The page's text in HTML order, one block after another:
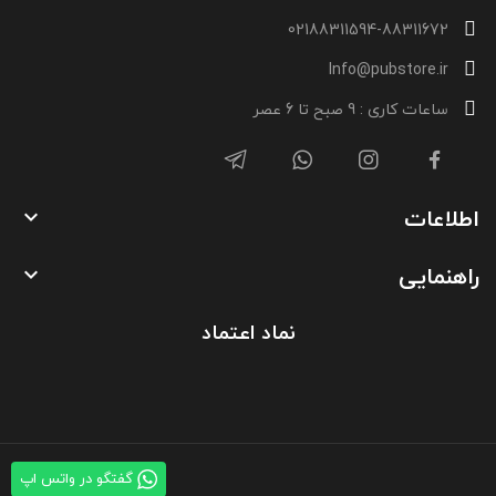
02188311594-88311672
Info@pubstore.ir
ساعات کاری : 9 صبح تا 6 عصر
اطلاعات 
راهنمایی 
نماد اعتماد
گفتگو در واتس اپ